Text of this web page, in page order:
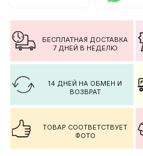
БЕСПЛАТНАЯ ДОСТАВКА
7 ДНЕЙ В НЕДЕЛЮ
14 ДНЕЙ НА ОБМЕН И
ВОЗВРАТ
ТОВАР СООТВЕТСТВУЕТ
ФОТО